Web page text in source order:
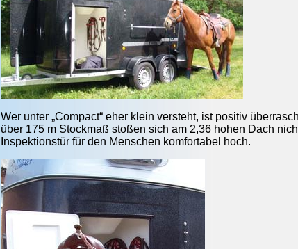
Wer unter „Compact“ eher klein versteht, ist positiv
über 175 m Stockmaß stoßen sich am 2,36 hohen Dach
Inspektionstür für den Menschen komfortabel hoch.